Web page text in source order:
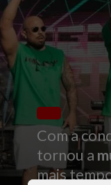
Com a
tornou a
mais